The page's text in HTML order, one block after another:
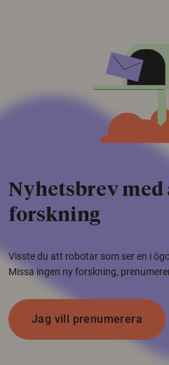
Nyhetsbrev
forskning
Visste du att robotar som ser en i
Missa ingen ny forskning,
Jag vill prenumerera